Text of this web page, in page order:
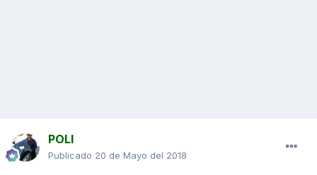
POLI
Publicado 20 de Mayo del 2018